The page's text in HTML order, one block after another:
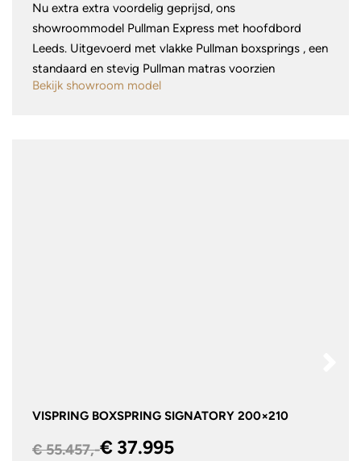
Nu extra extra voordelig geprijsd, ons
showroommodel Pullman Express met hoofdbord
Leeds. Uitgevoerd met vlakke Pullman boxsprings , een
standaard en stevig Pullman matras voorzien
Bekijk showroom model
VISPRING BOXSPRING SIGNATORY 200×210
€ 55.457,-€ 37.995